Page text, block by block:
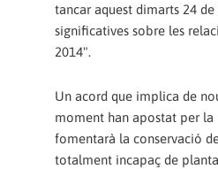
tancar aquest dimarts 24
significatives sobre les
2014".
Un acord que implica de
moment han apostat per
fomentarà la conservació
totalment incapaç de